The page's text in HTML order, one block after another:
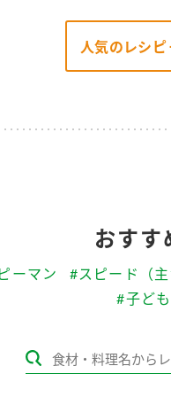
人気のレシピ
おすす
ーマン #スピード（主
#子ど